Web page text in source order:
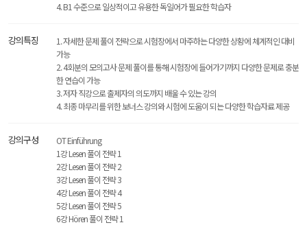
4. B1 수준으로 일상적이고 유용한 독일어가 필요한 학습자
강의특징
1. 자세한 문제 풀이 전략으로 시험장에서 마주하는 다양한 상황에 체계적인 대비
가능
2. 4회분의 모의고사 문제 풀이를 통해 시험장에 들어가기까지 다양한 문제로 충분
한 연습이 가능
3. 저자 직강으로 출제자의 의도까지 배울 수 있는 강의
4. 최종 마무리를 위한 보너스 강의와 시험에 도움이 되는 다양한 학습자료 제공
강의구성
OT Einführung
1강 Lesen 풀이 전략 1
2강 Lesen 풀이 전략 2
3강 Lesen 풀이 전략 3
4강 Lesen 풀이 전략 4
5강 Lesen 풀이 전략 5
6강 Hören 풀이 전략 1